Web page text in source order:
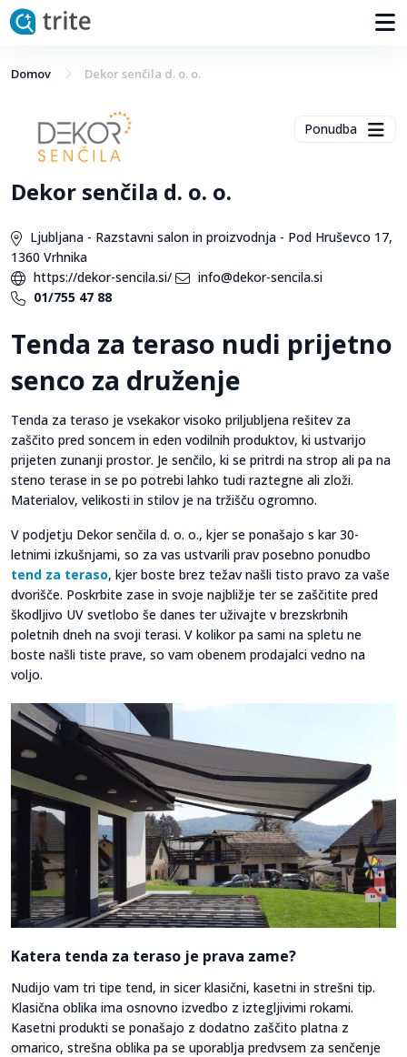
Domov Dekor senčila d. o. o.
Ponudba
Dekor senčila d. o. o.
Ljubljana - Razstavni salon in proizvodnja - Pod Hruševco 17,
1360 Vrhnika
https://dekor-sencila.si/
info@dekor-sencila.si
01/755 47 88
Tenda za teraso nudi prijetno
senco za druženje
Tenda za teraso je vsekakor visoko priljubljena rešitev za
zaščito pred soncem in eden vodilnih produktov, ki ustvarijo
prijeten zunanji prostor. Je senčilo, ki se pritrdi na strop ali pa na
steno terase in se po potrebi lahko tudi raztegne ali zloži.
Materialov, velikosti in stilov je na tržišču ogromno.
V podjetju Dekor senčila d. o. o., kjer se ponašajo s kar 30-
letnimi izkušnjami, so za vas ustvarili prav posebno ponudbo
tend za teraso, kjer boste brez težav našli tisto pravo za vaše
dvorišče. Poskrbite zase in svoje najbližje ter se zaščitite pred
škodljivo UV svetlobo še danes ter uživajte v brezskrbnih
poletnih dneh na svoji terasi. V kolikor pa sami na spletu ne
boste našli tiste prave, so vam obenem prodajalci vedno na
voljo.
Katera tenda za teraso je prava zame?
Nudijo vam tri tipe tend, in sicer klasični, kasetni in strešni tip.
Klasična oblika ima osnovno izvedbo z iztegljivimi rokami.
Kasetni produkti se ponašajo z dodatno zaščito platna z
omarico, strešna oblika pa se uporablja predvsem za senčenje